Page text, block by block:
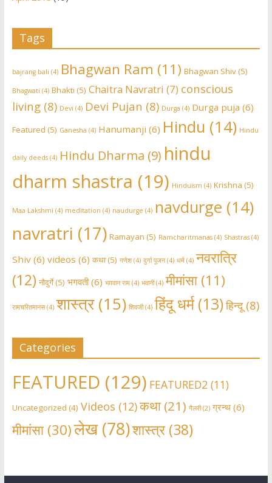
Tags
bajrang bali (4) Bhagwan Ram (11) Bhagwan Shiv(5)
Bhagwati (4) Bhakti (5) Chaitra Navratri (7) conscious
living(8) Devi (4) Devi Pujan (8) Durga (4) Durga puja (6)
Featured (5) Ganesha (4) Hanumanji (6) Hindu (14) Hindu
daily deeds(4) Hindu Dharma (9) hindu
dharm shastra (19) Hinduism (4) Krishna (5)
Maa Lakshmi (4) meditation (4) naudurge (4) navdurge (14)
navratri (17) Ramayan (5) Ramcharitmanas(4) Shastras(4)
Shiv(6) videos (6) कथा(5) गणेश(4) दुर्गा पूजन(4) धर्म(4) नवरात्रि
(12) नौदुर्गे(5) भगवती(6) भग़वान राम(4) भवानी(4) मीमांसा(11)
रामचरितमानस(4) शास्त्र(15) शिवजी(4) हिंदू धर्म(13)हिन्दू(8)
Categories
FEATURED (129) FEATURED2(11)
Uncategorized (4) Videos (12)कथा(21) गैलरी(2) ग्रन्थ(6)
मीमांसा(30)लेख(78)शास्त्र(38)